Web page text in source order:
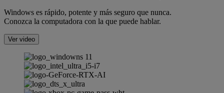
Windows es rápido, potente y más seguro que nunca.
Conozca la computadora con la que puede hablar.
Ver video